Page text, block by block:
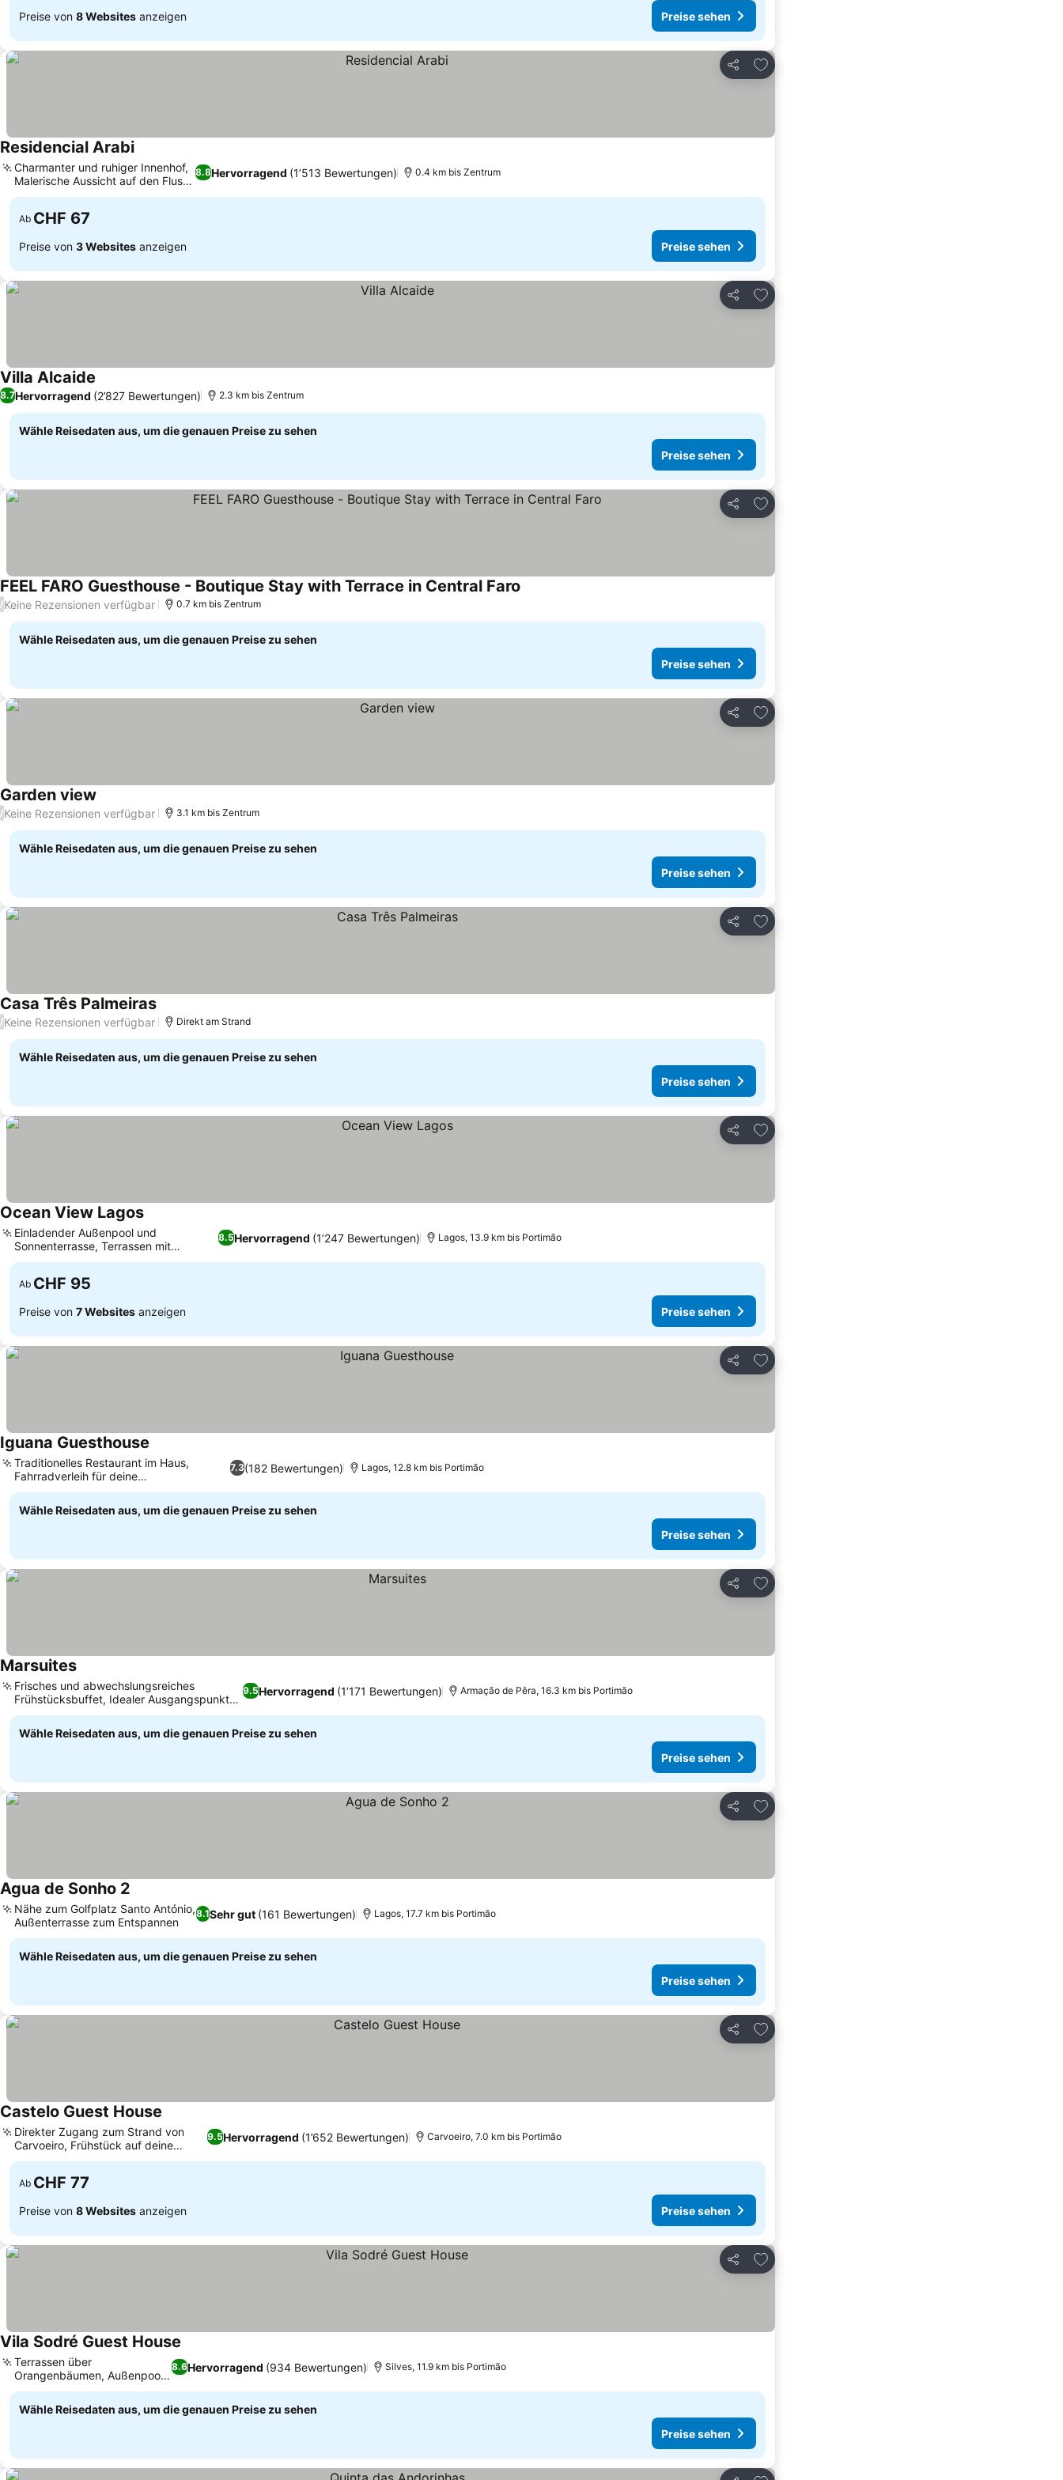
Preise von 8 Websites anzeigen Preise sehen
Teilen
Zu Favoriten hinzufügen
Residencial Arabi
8.8Hervorragend (1’513 Bewertungen)
Charmanter und ruhiger Innenhof,
Malerische Aussicht auf den Fluss
Arade
0.4 km bis Zentrum
Ab CHF 67
Preise von 3 Websites anzeigen Preise sehen
Teilen
Zu Favoriten hinzufügen
Villa Alcaide
8.7Hervorragend (2’827 Bewertungen) 2.3 km bis Zentrum
Wähle Reisedaten aus, um die genauen Preise zu sehen
Preise sehen
Teilen
Zu Favoriten hinzufügen
FEEL FARO Guesthouse - Boutique Stay with Terrace in Central Faro
/Keine Rezensionen verfügbar 0.7 km bis Zentrum
Wähle Reisedaten aus, um die genauen Preise zu sehen
Preise sehen
Teilen
Zu Favoriten hinzufügen
Garden view
/Keine Rezensionen verfügbar 3.1 km bis Zentrum
Wähle Reisedaten aus, um die genauen Preise zu sehen
Preise sehen
Teilen
Zu Favoriten hinzufügen
Casa Três Palmeiras
/Keine Rezensionen verfügbar Direkt am Strand
Wähle Reisedaten aus, um die genauen Preise zu sehen
Preise sehen
Teilen
Zu Favoriten hinzufügen
Ocean View Lagos
8.5Hervorragend (1’247 Bewertungen)
Einladender Außenpool und
Sonnenterrasse, Terrassen mit
Panoramablick auf den Ozean
Lagos, 13.9 km bis Portimão
Ab CHF 95
Preise von 7 Websites anzeigen Preise sehen
Teilen
Zu Favoriten hinzufügen
Iguana Guesthouse
7.3(182 Bewertungen)
Traditionelles Restaurant im Haus,
Fahrradverleih für deine
Erkundungstouren
Lagos, 12.8 km bis Portimão
Wähle Reisedaten aus, um die genauen Preise zu sehen
Preise sehen
Teilen
Zu Favoriten hinzufügen
Marsuites
9.5Hervorragend (1’171 Bewertungen)
Frisches und abwechslungsreiches
Frühstücksbuffet, Idealer Ausgangspunkt
für Erkundungen der Algarve
Armação de Pêra, 16.3 km bis Portimão
Wähle Reisedaten aus, um die genauen Preise zu sehen
Preise sehen
Teilen
Zu Favoriten hinzufügen
Agua de Sonho 2
8.1Sehr gut (161 Bewertungen)
Nähe zum Golfplatz Santo António,
Außenterrasse zum Entspannen
Lagos, 17.7 km bis Portimão
Wähle Reisedaten aus, um die genauen Preise zu sehen
Preise sehen
Teilen
Zu Favoriten hinzufügen
Castelo Guest House
9.5Hervorragend (1’652 Bewertungen)
Direkter Zugang zum Strand von
Carvoeiro, Frühstück auf deine
Terrasse geliefert
Carvoeiro, 7.0 km bis Portimão
Ab CHF 77
Preise von 8 Websites anzeigen Preise sehen
Teilen
Zu Favoriten hinzufügen
Vila Sodré Guest House
8.6Hervorragend (934 Bewertungen)
Terrassen über
Orangenbäumen, Außenpool
mit Gartenblick
Silves, 11.9 km bis Portimão
Wähle Reisedaten aus, um die genauen Preise zu sehen
Preise sehen